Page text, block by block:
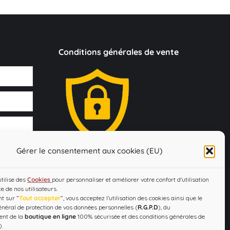
Gérer le consentement aux cookies (EU)
desCookies pour personnaliser et améliorer votre confort d'utilisation
de nos utilisateurs.
sur ”Tout accepter”, vous acceptez l’utilisation des cookies ainsi que le
de protection de vos données personnelles (R.G.P.D), du
de la boutique en ligne 100% sécurisée et des conditions générales de
).
Conditions générales de vente
Loi Evin : "L'abus d'alcool est dangereux
modération !"